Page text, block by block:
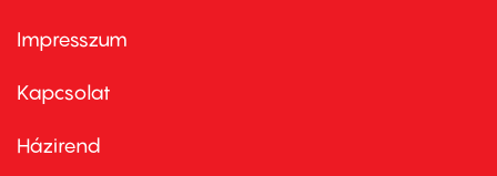
Footer
first
Impresszum
Kapcsolat
Footer
Házirend